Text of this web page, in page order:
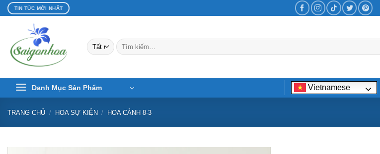
Bỏ
qua
dung
TIN TỨC MỚI NHẤT
Tìm
kiếm:
Danh Mục Sản Phẩm Vietnamese
TRANG CHỦ / HOA SỰ KIỆN / HOA CẢNH 8-3